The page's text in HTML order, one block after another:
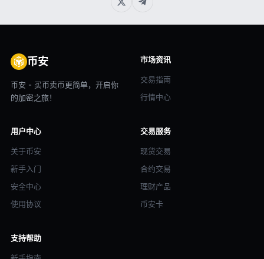
币安
币安 - 买币卖币更简单，开启你
的加密之旅！
市场资讯
交易指南
行情中心
用户中心
关于币安
新手入门
安全中心
使用协议
交易服务
现货交易
合约交易
理财产品
币安卡
支持帮助